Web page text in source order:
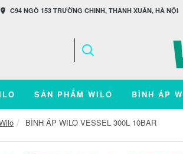
C94 NGÕ 153 TRƯỜNG CHINH, THANH XUÂN, HÀ NỘI
SẢN PHẨM WILO BÌNH ÁP
BÌNH ÁP WILO VESSEL 300L 10BAR